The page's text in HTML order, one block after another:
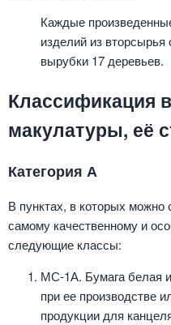
Каждые
изделий из вторсырья
вырубки 17 деревьев.
Классификация
макулатуры, её
Категория А
В пунктах, в которых можно
самому качественному и
следующие классы:
МС-1А. Бумага белая
при ее производстве
продукции для